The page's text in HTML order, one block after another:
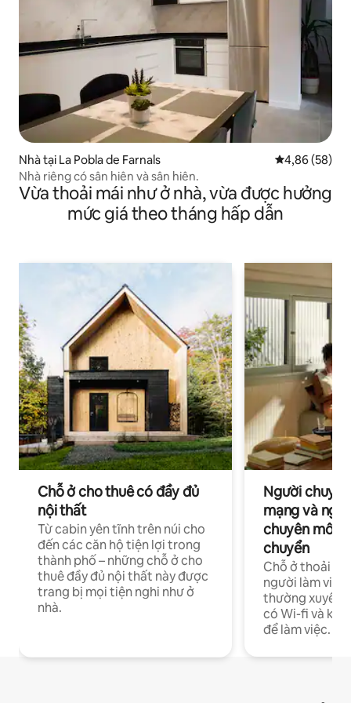
Nhà tại La Pobla de Farnals Xếp hạng
4,86 (58)
Nhà riêng có sân hiên và sân hiên.
Vừa thoải mái như ở nhà, vừa được hưởng
mức giá theo tháng hấp dẫn
Chỗ ở cho thuê có đầy đủ
nội thất
Từ cabin yên tĩnh trên núi cho
đến các căn hộ tiện lợi trong
thành phố – những chỗ ở cho
thuê đầy đủ nội thất này được
trang bị mọi tiện nghi như ở
nhà.
Người
mạng và
chuyên môn
chuyển
Chỗ ở thoải
người làm việc
thường xuyên
có Wi-fi và
để làm việc.